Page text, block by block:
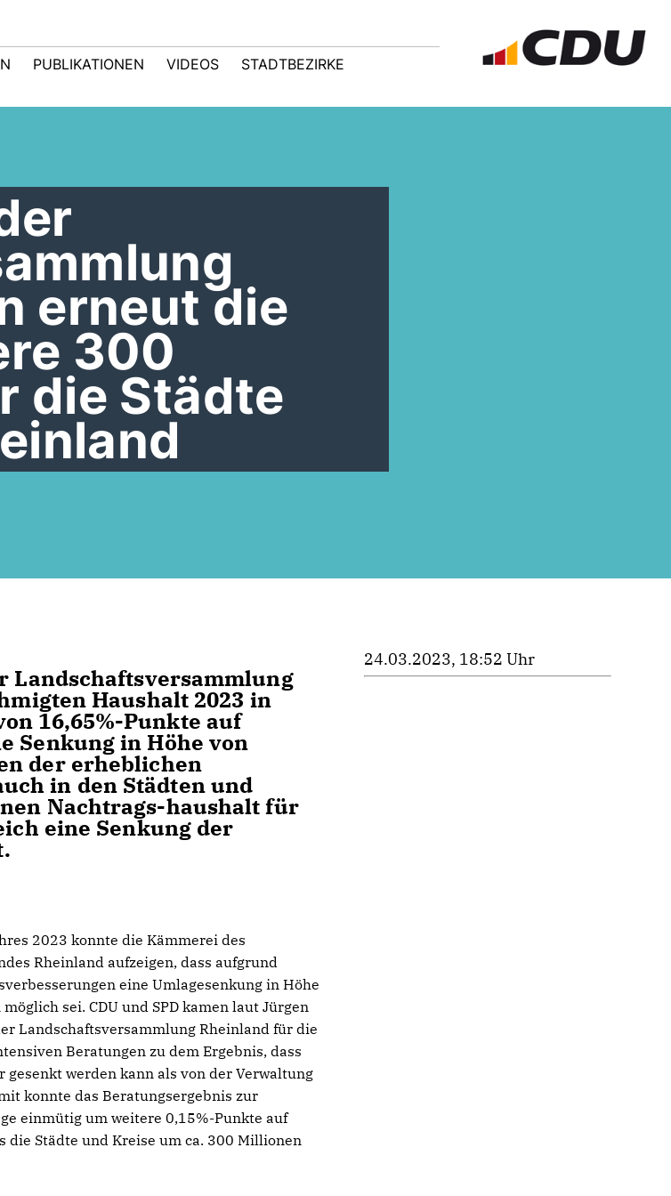
PUBLIKATIONEN VIDEOS STADTBEZIRKE
erneut die
300
die Städte
Landschaftsversammlung
Haushalt 2023 in
16,65%-Punkte auf
Senkung in Höhe von
der erheblichen
in den Städten und
Nachtrags-haushalt für
eine Senkung der
2023 konnte die Kämmerei des
Rheinland aufzeigen, dass aufgrund
eine Umlagesenkung in Höhe
sei. CDU und SPD kamen laut Jürgen
Landschaftsversammlung Rheinland für die
Beratungen zu dem Ergebnis, dass
gesenkt werden kann als von der Verwaltung
konnte das Beratungsergebnis zur
einmütig um weitere 0,15%-Punkte auf
die Städte und Kreise um ca. 300 Millionen
24.03.2023, 18:52 Uhr